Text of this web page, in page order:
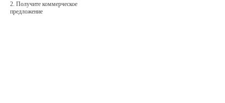
2. Получите коммерческое
предложение